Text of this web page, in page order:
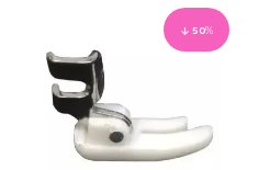
50%